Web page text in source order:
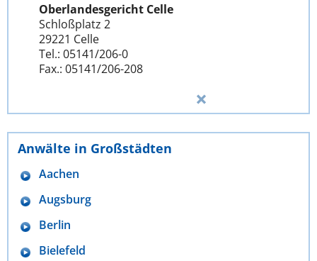
Oberlandesgericht Celle
Schloßplatz 2
29221 Celle
Tel.: 05141/206-0
Fax.: 05141/206-208
Anwälte in Großstädten
Aachen
Augsburg
Berlin
Bielefeld